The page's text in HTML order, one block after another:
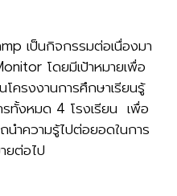
เป็นกิจกรรมต่อเนื่องมา
โดยมีเป้าหมายเพื่อ
ครงงานการศึกษาเรียนรู้
รทั้งหมด 4 โรงเรียน เพื่อ
นำความรู้ไปต่อยอดในการ
ยต่อไป